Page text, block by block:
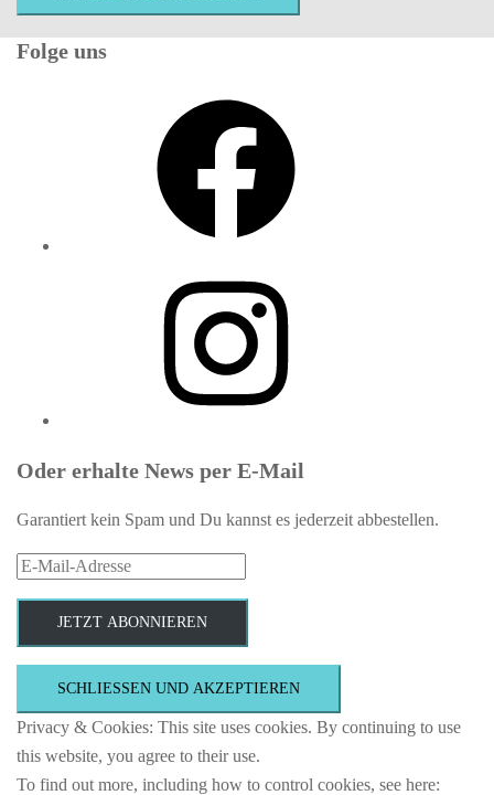
Folge uns
Oder erhalte News per E-Mail
Garantiert kein Spam und Du kannst es jederzeit abbestellen.
E-
AdresseJETZT ABONNIEREN
Privacy & Cookies: This site uses cookies. By continuing to use
this website, you agree to their use.
To find out more, including how to control cookies, see here: